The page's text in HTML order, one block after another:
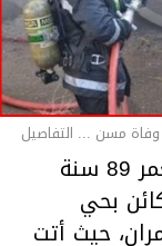
مسن ... التفاصيل
توفي يوم أمس مسن يبلغ من العمر 89 سنة
بحي
حيث أتت